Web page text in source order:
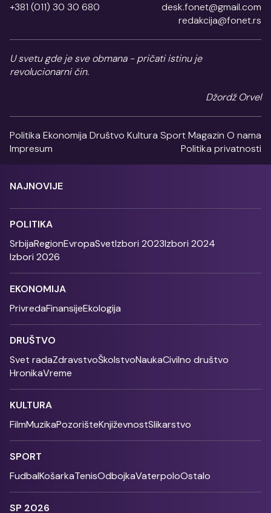
+381 (011) 30 30 680
desk.fonet@gmail.com
redakcija@fonet.rs
U svetu gde je sve obmana - pričati istinu je
revolucionarni čin.
Džordž Orvel
Politika Ekonomija Društvo Kultura SportMagazin O nama
Impresum
Politika privatnosti
NAJNOVIJE
POLITIKA
SrbijaRegionEvropaSvetIzbori 2023Izbori 2024
Izbori 2026
EKONOMIJA
PrivredaFinansijeEkologija
DRUŠTVO
Svet radaZdravstvoŠkolstvoNaukaCivilno društvo
HronikaVreme
KULTURA
FilmMuzikaPozorišteKnjiževnostSlikarstvo
SPORT
FudbalKošarkaTenisOdbojkaVaterpoloOstalo
SP 2026